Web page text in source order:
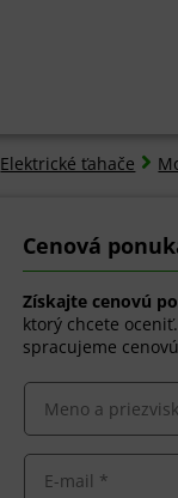
Elektrické ťahače 
Cenová
Získajte cenovú
ktorý chcete
spracujeme